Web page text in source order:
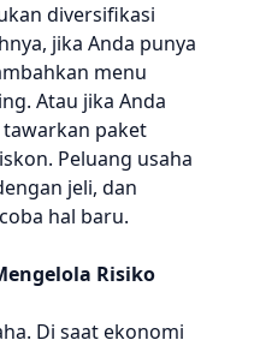
diversifikasi
jika Anda punya
menu
Atau jika Anda
paket
Peluang usaha
jeli, dan
hal baru.
Risiko
Di saat ekonomi